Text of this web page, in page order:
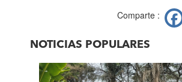
Comparte :
NOTICIAS POPULARES